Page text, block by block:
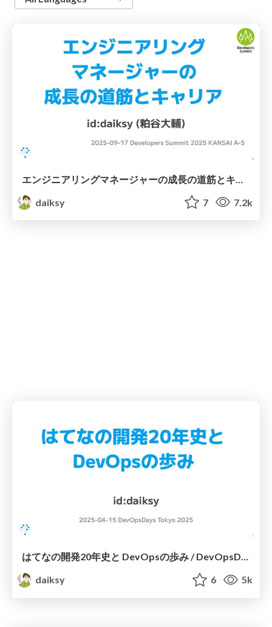
daiksy
7 7.2k
はてなの開発20年史と DevOpsの歩み / DevOpsDays Tokyo 2025 Keynote
daiksy
6 5k